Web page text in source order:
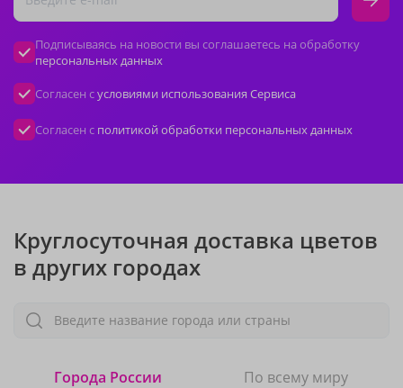
Подписываясь на новости вы соглашаетесь на обработку
персональных данных
Согласен сусловиями использования Сервиса
Согласен с политикой обработки персональных данных
Круглосуточная доставка цветов
в других городах
Введите название города или страны
Города России По всему миру